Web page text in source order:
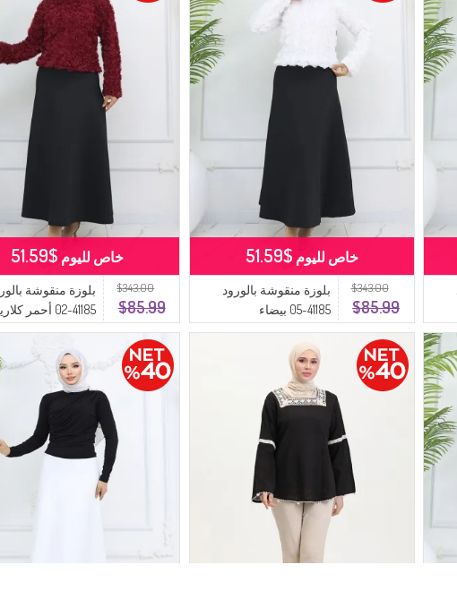
$343.00
$85.99
بلوزة منقوشة بالورود
41185-05 بيضاء
خاص لليوم $51.59
$343.00
$85.99
بلوزة منقوشة
41185-02 أحمر كلاريت
خاص لليوم $51.59